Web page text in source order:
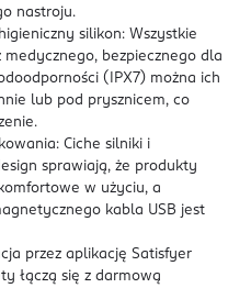
nastroju.
silikon: Wszystkie
bezpiecznego dla
(IPX7) można ich
lub pod prysznicem, co
Ciche silniki i
sprawiają, że produkty
w użyciu, a
kabla USB jest
przez aplikację Satisfyer
łączą się z darmową